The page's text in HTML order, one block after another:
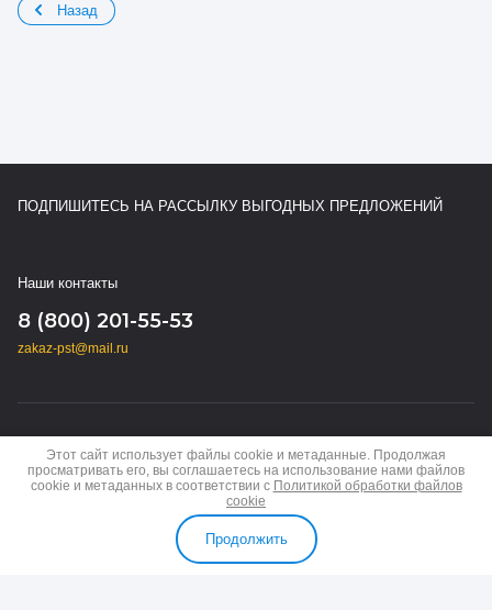
Назад
ПОДПИШИТЕСЬ НА РАССЫЛКУ ВЫГОДНЫХ ПРЕДЛОЖЕНИЙ
Наши контакты
8 (800) 201-55-53
zakaz-pst@mail.ru
Copyright © 2024 - 2026
Политика конфиденциальности
КАБИНЕТ СРАВНЕНИЕ
Этот сайт использует файлы cookie и метаданные. Продолжая
просматривать его, вы соглашаетесь на использование нами файлов
cookie и метаданных в соответствии с Политикой обработки файлов
cookie
Продолжить